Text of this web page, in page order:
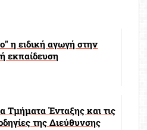
η ειδική αγωγή στην
εκπαίδευση
Τμήματα Ένταξης και τις
της Διεύθυνσης